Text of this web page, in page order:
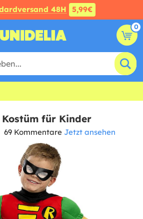
48H 5,99€
0
Kostüm für Kinder
69 Kommentare Jetzt ansehen